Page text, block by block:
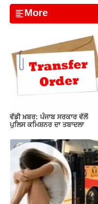
c
e
o
o
k
at
s
A
p
p
aile
gr
a
m
More
ਵੱਡੀ ਖ਼ਬਰ: ਪੰਜਾਬ ਸਰਕਾਰ ਵੱਲੋਂ
ਪੁਲਿਸ ਕਮਿਸ਼ਨਰ ਦਾ ਤਬਾਦਲਾ